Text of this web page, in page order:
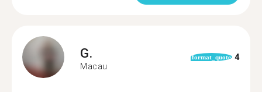
G.
Macau
format_quote 4